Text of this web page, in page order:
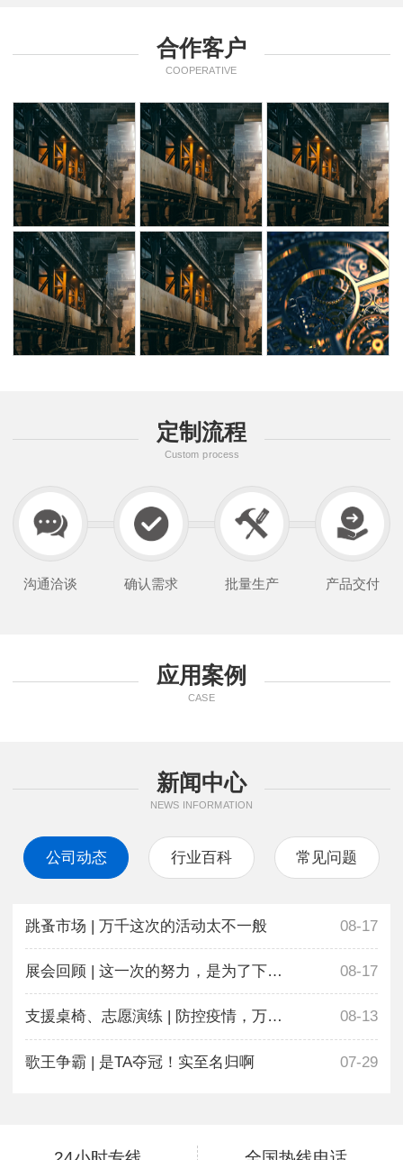
合作客户
COOPERATIVE
定制流程
Custom process
沟通洽谈 确认需求 批量生产 产品交付
应用案例
CASE
新闻中心
NEWS INFORMATION
公司动态 行业百科 常见问题
跳蚤市场 | 万千这次的活动太不一般 08-17
展会回顾 | 这一次的努力，是为了下一次更好地相遇 08-17
支援桌椅、志愿演练 | 防控疫情，万千在行动 08-13
歌王争霸 | 是TA夺冠！实至名归啊 07-29